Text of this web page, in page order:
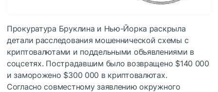
Прокуратура Бруклина и Нью-Йорка раскрыла
детали расследования мошеннической схемы с
криптовалютами и поддельными объявлениями в
соцсетях. Пострадавшим было возвращено $140 000
и заморожено $300 000 в криптовалютах.
Согласно совместному заявлению окружного